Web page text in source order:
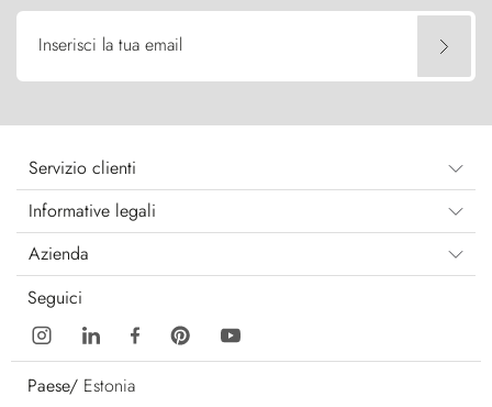
Inserisci la tua email
Servizio clienti
Informative legali
Azienda
Seguici
Paese/ Estonia